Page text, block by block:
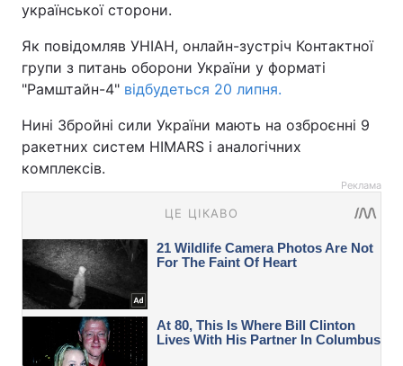
української сторони.
Як повідомляв УНІАН, онлайн-зустріч Контактної
групи з питань оборони України у форматі
"Рамштайн-4" відбудеться 20 липня.
Нині Збройні сили України мають на озброєнні 9
ракетних систем HIMARS і аналогічних
комплексів.
Реклама